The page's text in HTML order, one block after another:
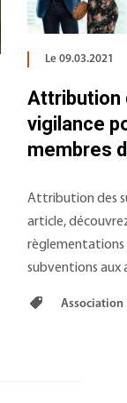
Le 09.03.2021
Attribution
vigilance
membres
Attribution des
article,
subventions aux
Association